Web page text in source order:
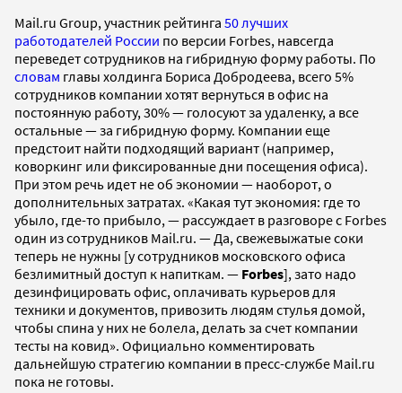
Mail.ru Group, участник рейтинга 50 лучших
работодателей России по версии Forbes, навсегда
переведет сотрудников на гибридную форму работы. По
словам главы холдинга Бориса Добродеева, всего 5%
сотрудников компании хотят вернуться в офис на
постоянную работу, 30% — голосуют за удаленку, а все
остальные — за гибридную форму. Компании еще
предстоит найти подходящий вариант (например,
коворкинг или фиксированные дни посещения офиса).
При этом речь идет не об экономии — наоборот, о
дополнительных затратах. «Какая тут экономия: где то
убыло, где-то прибыло, — рассуждает в разговоре с Forbes
один из сотрудников Mail.ru. — Да, свежевыжатые соки
теперь не нужны [у сотрудников московского офиса
безлимитный доступ к напиткам. — Forbes], зато надо
дезинфицировать офис, оплачивать курьеров для
техники и документов, привозить людям стулья домой,
чтобы спина у них не болела, делать за счет компании
тесты на ковид». Официально комментировать
дальнейшую стратегию компании в пресс-службе Mail.ru
пока не готовы.